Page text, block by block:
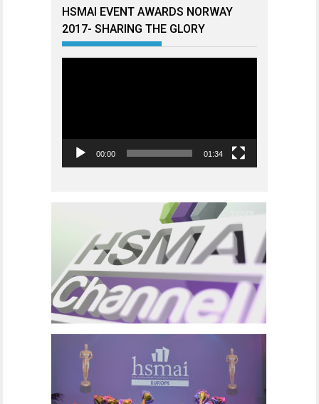
HSMAI EVENT AWARDS NORWAY
2017- SHARING THE GLORY
00:00 01:34